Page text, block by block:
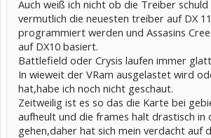
Auch weiß ich nicht ob die Treiber
vermutlich die neuesten treiber auf DX
programmiert werden und Assasins
auf DX10 basiert.
Battlefield oder Crysis laufen immer
In wieweit der VRam ausgelastet wird
hat,habe ich noch nicht geschaut.
Zeitweilig ist es so das die Karte bei
aufheult und die frames halt drastisch in
gehen,daher hat sich mein verdacht auf